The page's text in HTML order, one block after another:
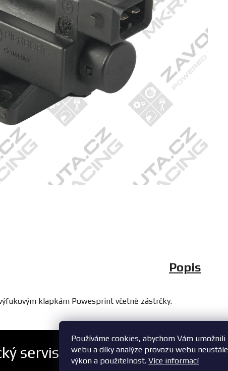
Používáme cookies, abychom Vám
webu a díky analýze provozu webu
výkon a použitelnost. Více informací
Popis
klapkám Powesprint včetně zástrčky.
servis +420